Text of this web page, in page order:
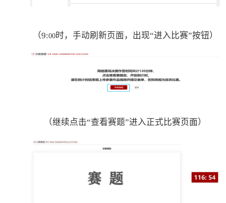
（9:00时，手动刷新页面，出现“进入比赛”按钮）
（继续点击“查看赛题”进入正式比赛页面）